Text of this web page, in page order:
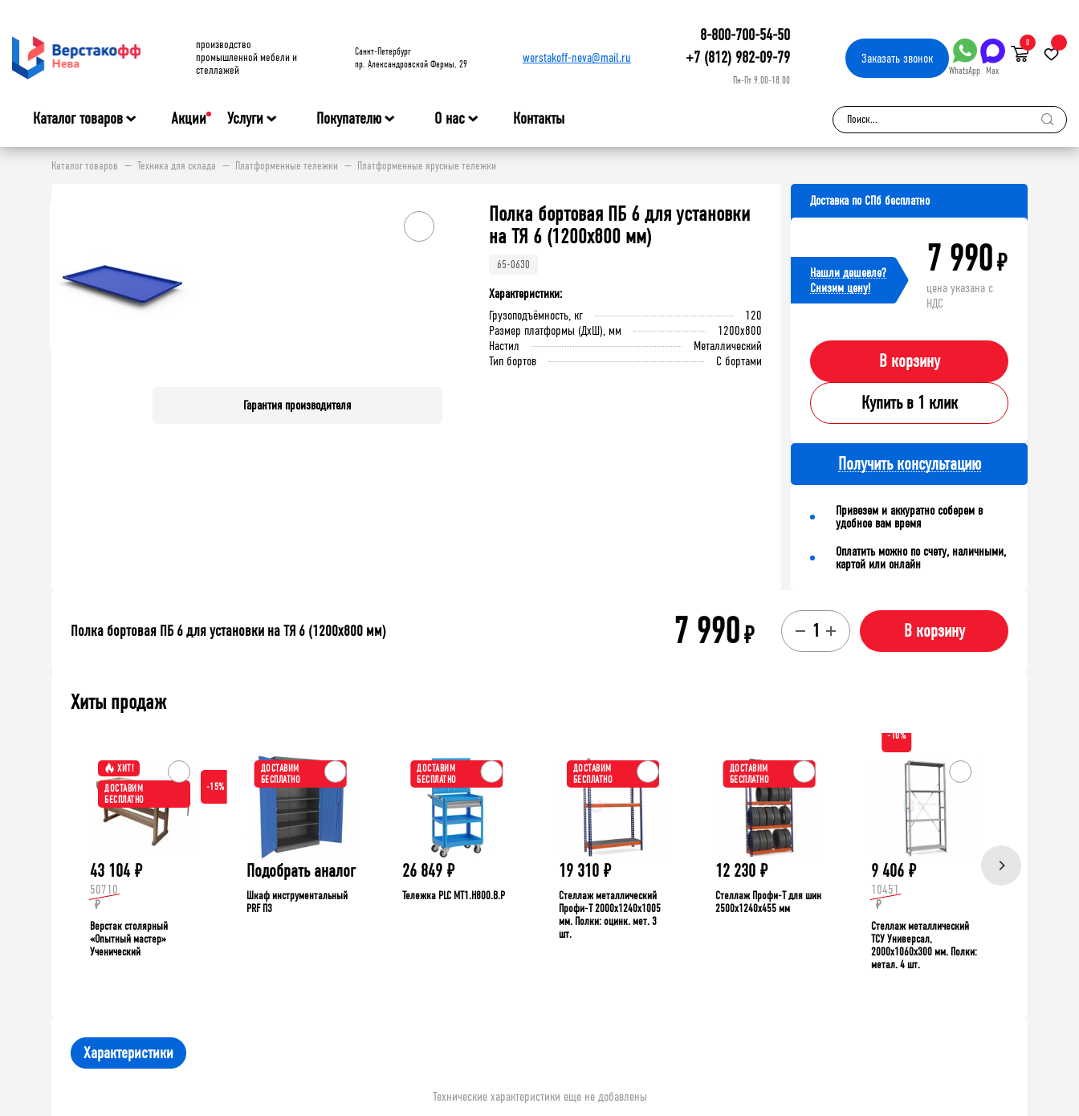
производство
промышленной мебели и
стеллажей
Cанкт-Петербург
пр. Александровской Фермы, 29
werstakoff-neva@mail.ru
8-800-700-54-50
+7 (812) 982-09-79
Пн-Пт 9.00-18.00
Заказатьзвонок
WhatsApp Max
0
Каталог товаров Акции Услуги Покупателю О нас Контакты
Каталог товаров Техника для склада Платформенные тележки Платформенные ярусные тележки
Гарантия производителя
Полка бортовая ПБ 6 для установки
на ТЯ 6 (1200x800 мм)
65-0630
Характеристики:
Грузоподъёмность, кг
120
Размер платформы (ДхШ), мм
1200x800
Настил
Металлический
Тип бортов
С бортами
Доставка по СПб бесплатно
Нашли дешевле?
Cнизим цену!
7 990₽
цена указана с
НДС
В корзину
Купить в 1 клик
Получить консультацию
Привезем и аккуратно соберем в
удобное вам время
Оплатить можно по счету, наличными,
картой или онлайн
Полка бортовая ПБ 6 для установки на ТЯ 6 (1200x800 мм) 7 990₽ В корзину
Хиты продаж
ХИТ!
ДОСТАВИМ
БЕСПЛАТНО
-15%
43 104 ₽
50710
₽
Верстак столярный
«Опытный мастер»
Ученический
ДОСТАВИМ
БЕСПЛАТНО
Подобрать аналог
Шкаф инструментальный
PRF П3
ДОСТАВИМ
БЕСПЛАТНО
26 849 ₽
Тележка PLC МT1.H800.В.Р
ДОСТАВИМ
БЕСПЛАТНО
19 310 ₽
Стеллаж металлический
Профи-Т 2000x1240x1005
мм. Полки: оцинк. мет. 3
шт.
ДОСТАВИМ
БЕСПЛАТНО
12 230 ₽
Стеллаж Профи-Т для шин
2500x1240x455 мм
-10%
9 406 ₽
10451
₽
Стеллаж металлический
ТСУ Универсал,
2000x1060x300 мм. Полки:
метал. 4 шт.
Характеристики
Технические характеристики еще не добавлены